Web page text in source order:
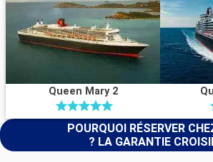
Queen Mary 2
POURQUOI RÉSERVER
? LA GARANTIE